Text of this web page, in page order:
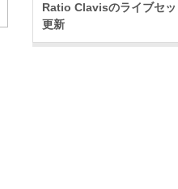
Ratio Clavisのライブセ
更新